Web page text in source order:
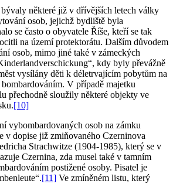
některé již v dřívějších letech války
osob, jejichž bydliště byla
se často o obyvatele Říše, kteří se tak
na území protektorátu. Dalším důvodem
osob, mimo jiné také v zámeckých
kdy byly převážně
vysílány děti k déletrvajícím pobytům na
V případě majetku
přechodně sloužily některé objekty ve
[10]
vybombardovaných osob na zámku
v dopise již zmiňovaného Czerninova
Strachwitze (1904-1985), který se v
Czernina, zda musel také v tamním
postižené osoby. Pisatel je
[11] Ve zmíněném listu, který